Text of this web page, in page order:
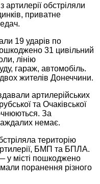
з артилерії обстріляли
приватне
19 ударів по
31 цивільний
лінію
гараж, автомобіль.
жителів Донеччини.
артилерійських
та Очаківської
За
немає.
територію
БМП та БПЛА.
у місті пошкоджено
поранення різного